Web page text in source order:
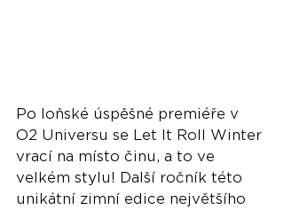
Po loňské úspěšné premiéře v
O2 Universu se Let It Roll Winter
vrací na místo činu, a to ve
velkém stylu! Další ročník této
unikátní zimní edice největšího